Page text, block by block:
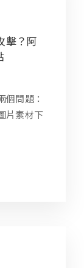
擊？阿
問題：
片素材下